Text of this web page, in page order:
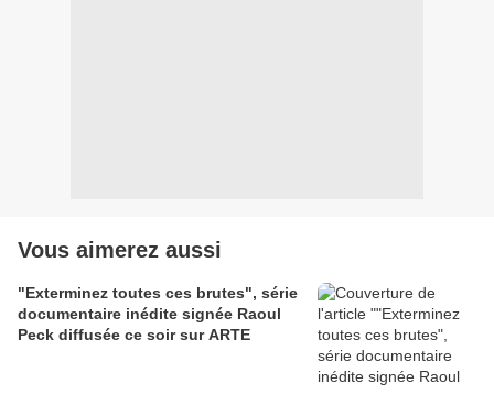
Vous aimerez aussi
"Exterminez toutes ces brutes", série
documentaire inédite signée Raoul
Peck diffusée ce soir sur ARTE